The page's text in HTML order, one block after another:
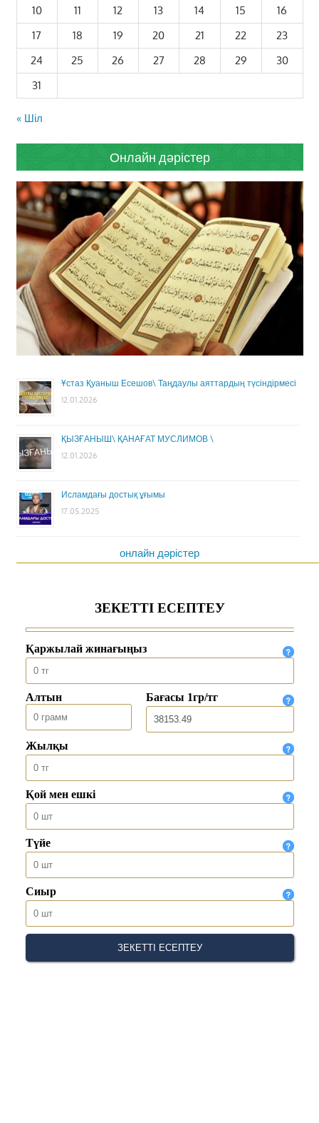
10
11 12 13 14 15
16
17
18 19 20 21 22
23
24
25 26 27 28 29
30
31
« Шіл
Онлайн дәрістер
Ұстаз Қуаныш Есешов\ Таңдаулы аяттардың түсіндірмесі
12.01.2026
ҚЫЗҒАНЫШ\ ҚАНАҒАТ МУСЛИМОВ \
12.01.2026
Исламдағы достық ұғымы
17.05.2025
онлайн дәрістер